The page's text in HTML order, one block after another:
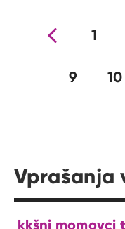
Prejšnja stran
1
9 10
Vprašanja
kkšni momovci